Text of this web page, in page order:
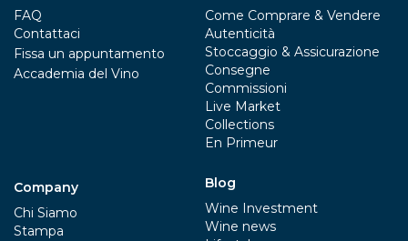
FAQ
Contattaci
Fissa un appuntamento
Accademia del Vino
Company
Chi Siamo
Stampa
Come Comprare & Vendere
Autenticità
Stoccaggio & Assicurazione
Consegne
Commissioni
Live Market
Collections
En Primeur
Blog
Wine Investment
Wine news